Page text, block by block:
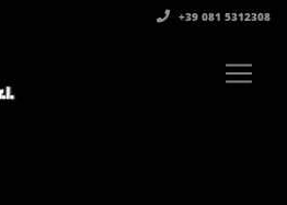
+39 081 5312308‬